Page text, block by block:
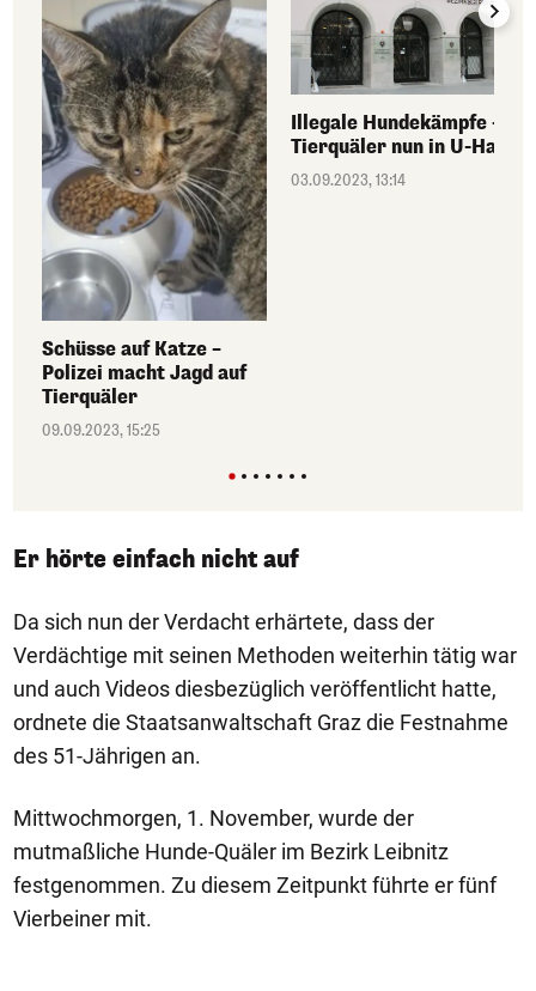
Schüsse auf Katze –
Polizei macht Jagd auf
Tierquäler
09.09.2023, 15:25
Illegale Hundekämpfe –
Tierquäler nun in U-Haft
03.09.2023, 13:14
Er hörte einfach nicht auf
Da sich nun der Verdacht erhärtete, dass der
Verdächtige mit seinen Methoden weiterhin tätig war
und auch Videos diesbezüglich veröffentlicht hatte,
ordnete die Staatsanwaltschaft Graz die Festnahme
des 51-Jährigen an.
Mittwochmorgen, 1. November, wurde der
mutmaßliche Hunde-Quäler im Bezirk Leibnitz
festgenommen. Zu diesem Zeitpunkt führte er fünf
Vierbeiner mit.